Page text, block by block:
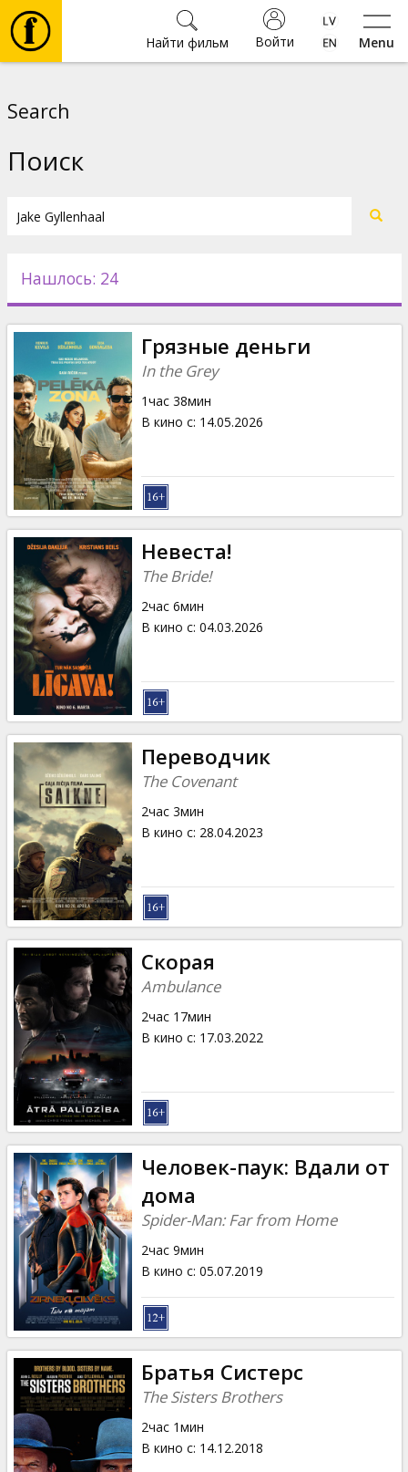
Menu
Войти
Найти фильм
Новости
Подарки
Кинозакуски
B2B
Клуб
Search
Поиск
Нашлось: 24
Грязные деньги
In the Grey
1час 38мин
В кино с: 14.05.2026
Невеста!
The Bride!
2час 6мин
В кино с: 04.03.2026
Переводчик
The Covenant
2час 3мин
В кино с: 28.04.2023
Скорая
Ambulance
2час 17мин
В кино с: 17.03.2022
Человек-паук: Вдали от
дома
Spider-Man: Far from Home
2час 9мин
В кино с: 05.07.2019
Братья Систерс
The Sisters Brothers
2час 1мин
В кино с: 14.12.2018